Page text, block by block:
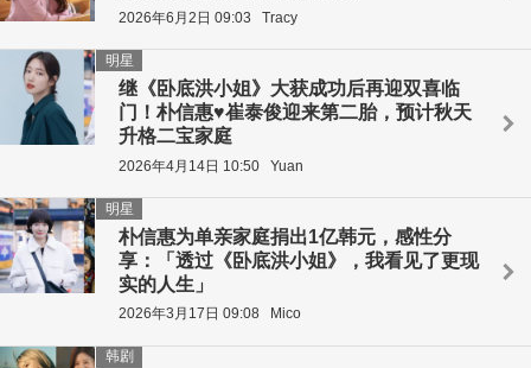
2026年6月2日 09:03 Tracy
继《卧底洪小姐》大获成功后再迎双喜临
门！朴信惠♥崔泰俊迎来第二胎，预计秋天
升格二宝家庭
明星
2026年4月14日 10:50 Yuan
朴信惠为单亲家庭捐出1亿韩元，感性分
享：「透过《卧底洪小姐》，我看见了更现
实的人生」
明星
2026年3月17日 09:08 Mico
韩剧